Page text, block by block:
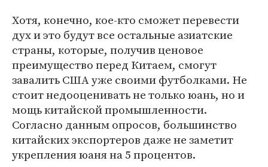
Хотя, конечно, кое-кто сможет перевести
дух и это будут все остальные азиатские
страны, которые, получив ценовое
преимущество перед Китаем, смогут
завалить США уже своими футболками. Не
стоит недооценивать не только юань, но и
мощь китайской промышленности.
Согласно данным опросов, большинство
китайских экспортеров даже не заметит
укрепления юаня на 5 процентов.